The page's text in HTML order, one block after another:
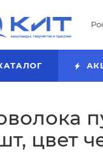
цвет